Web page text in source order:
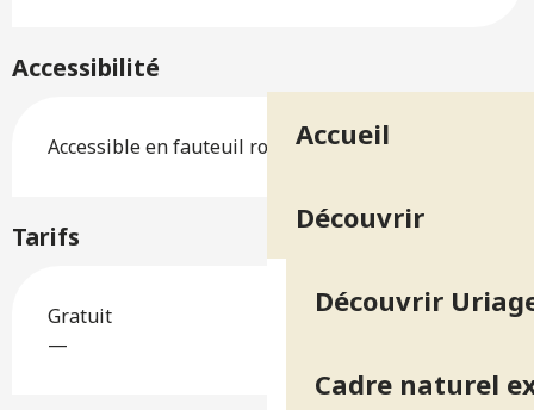
Accueil
Découvrir
Découvrir
Cadre naturel
Accessibilité
Accessible en fauteuil roulant avec aide
Tarifs
Gratuit
—